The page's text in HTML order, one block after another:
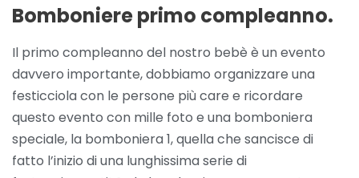
Bomboniere primo compleanno.
Il primo compleanno del nostro bebè è un evento
davvero importante, dobbiamo organizzare una
festicciola con le persone più care e ricordare
questo evento con mille foto e una bomboniera
speciale, la bomboniera 1, quella che sancisce di
fatto l’inizio di una lunghissima serie di